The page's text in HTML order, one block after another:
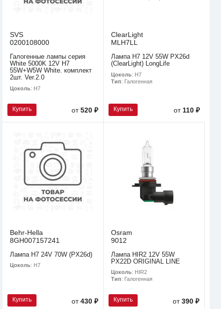
SVS
0200108000
Галогенные лампы серия
White 5000K 12V H7
55W+W5W White. комплект
2шт. Ver.2.0
Цоколь: H7
Купить от520 ₽
ClearLight
MLH7LL
Лампа H7 12V 55W PX26d
(ClearLight) LongLife
Цоколь: H7
Тип: Галогенная
Купить от 110 ₽
Behr-Hella
8GH007157241
Лампа H7 24V 70W (PX26d)
Цоколь: H7
Купить от430 ₽
Osram
9012
Лампа HIR2 12V 55W
PX22D ORIGINAL LINE
Цоколь: HIR2
Тип: Галогенная
Купить от390 ₽